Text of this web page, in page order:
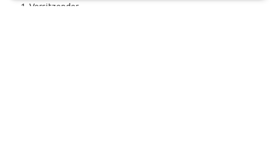
1. Vorsitzender